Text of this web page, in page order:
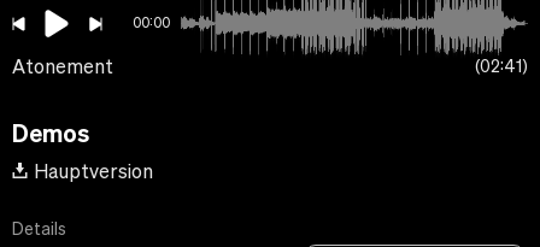
00:00
Atonement 02:41
Demos
Hauptversion
Details